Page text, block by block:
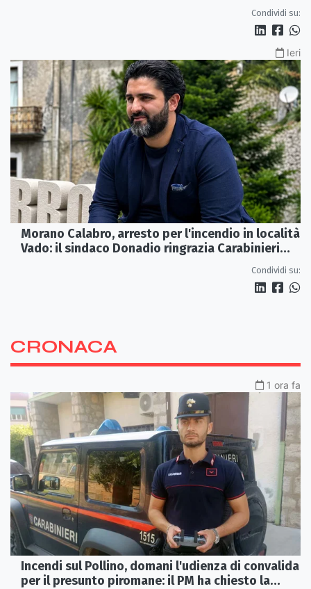
Condividi su:
Ieri
Morano Calabro, arresto per l'incendio in località
Vado: il sindaco Donadio ringrazia Carabinieri
Condividi su:
CRONACA
1 ora fa
Incendi sul Pollino, domani l'udienza di convalida
per il presunto piromane: il PM ha chiesto la